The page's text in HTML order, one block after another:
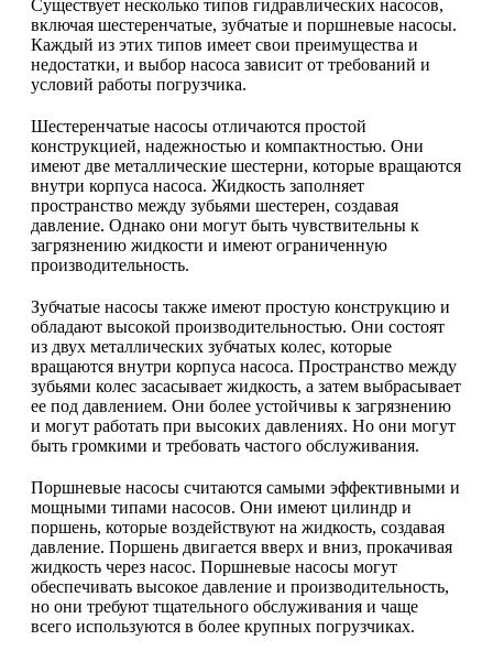
Существует несколько типов гидравлических насосов,
включая шестеренчатые, зубчатые и поршневые насосы.
Каждый из этих типов имеет свои преимущества и
недостатки, и выбор насоса зависит от требований и
условий работы погрузчика.
Шестеренчатые насосы отличаются простой
конструкцией, надежностью и компактностью. Они
имеют две металлические шестерни, которые вращаются
внутри корпуса насоса. Жидкость заполняет
пространство между зубьями шестерен, создавая
давление. Однако они могут быть чувствительны к
загрязнению жидкости и имеют ограниченную
производительность.
Зубчатые насосы также имеют простую конструкцию и
обладают высокой производительностью. Они состоят
из двух металлических зубчатых колес, которые
вращаются внутри корпуса насоса. Пространство между
зубьями колес засасывает жидкость, а затем выбрасывает
ее под давлением. Они более устойчивы к загрязнению
и могут работать при высоких давлениях. Но они могут
быть громкими и требовать частого обслуживания.
Поршневые насосы считаются самыми эффективными и
мощными типами насосов. Они имеют цилиндр и
поршень, которые воздействуют на жидкость, создавая
давление. Поршень двигается вверх и вниз, прокачивая
жидкость через насос. Поршневые насосы могут
обеспечивать высокое давление и производительность,
но они требуют тщательного обслуживания и чаще
всего используются в более крупных погрузчиках.